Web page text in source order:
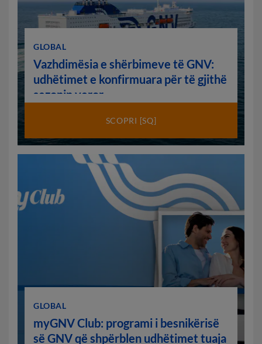
GLOBAL
Vazhdimësia e shërbimeve të GNV:
udhëtimet e konfirmuara për të gjithë
sezonin veror
SCOPRI [SQ]
GLOBAL
myGNV Club: programi i besnikërisë
së GNV që shpërblen udhëtimet tuaja